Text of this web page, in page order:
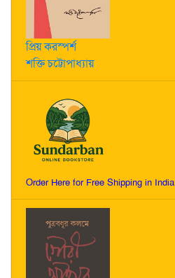
প্রিয় করস্পর্শ
শক্তি চট্টোপাধ্যায়
Order Here for Free Shipping in India